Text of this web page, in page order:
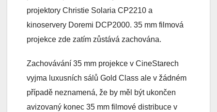
projektory Christie Solaria CP2210 a
kinoservery Doremi DCP2000. 35 mm filmová
projekce zde zatím zůstává zachována.
Zachovávání 35 mm projekce v CineStarech
vyjma luxusních sálů Gold Class ale v žádném
případě neznamená, že by měl být ukončen
avizovaný konec 35 mm filmové distribuce v